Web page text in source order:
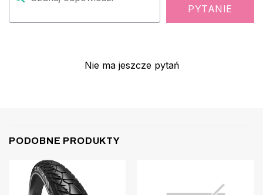
PYTANIE
Nie ma jeszcze pytań
PODOBNE PRODUKTY